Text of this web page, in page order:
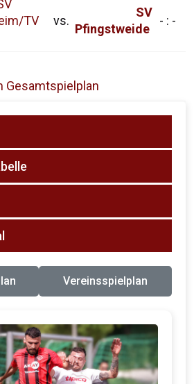
TV
vs.
SV
Pfingstweide
- : -
Gesamtspielplan
Vereinsspielplan